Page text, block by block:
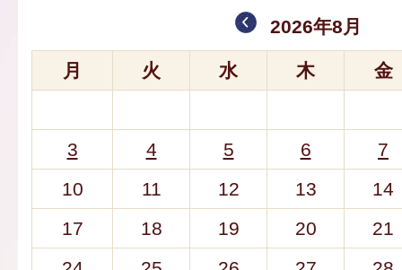
2026年8月
月 火 水 木 金
3 4 5 6
7
10
11 12 13
14
17
18 19 20
21